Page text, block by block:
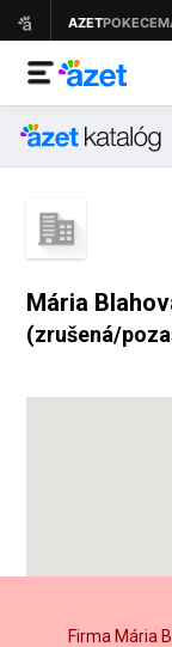
Mária
(zrušená/
Firma Mária